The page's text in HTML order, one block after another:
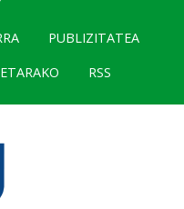
PUBLIZITATEA
RSS